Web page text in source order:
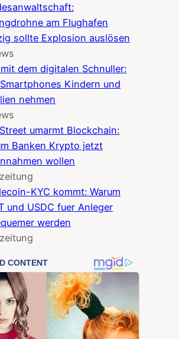
am Flughafen
sollte Explosion auslösen
dem digitalen Schnuller:
Kindern und
nehmen
umarmt Blockchain:
Banken Krypto jetzt
wollen
KYC kommt: Warum
und USDC fuer Anleger
werden